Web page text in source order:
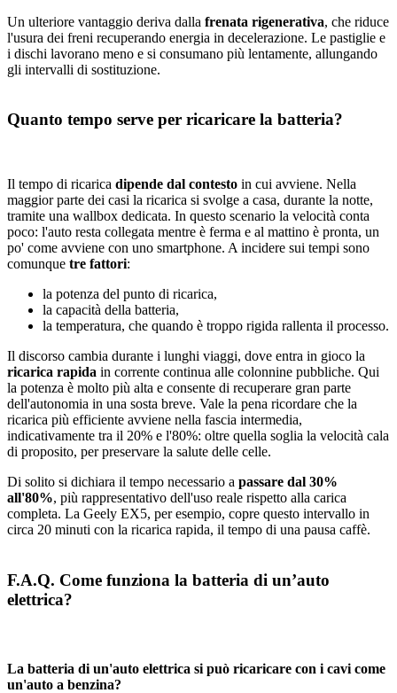
Un ulteriore vantaggio deriva dalla frenata rigenerativa, che riduce
l'usura dei freni recuperando energia in decelerazione. Le pastiglie e
i dischi lavorano meno e si consumano più lentamente, allungando
gli intervalli di sostituzione.
Quanto tempo serve per ricaricare la batteria?
Il tempo di ricarica dipende dal contesto in cui avviene. Nella
maggior parte dei casi la ricarica si svolge a casa, durante la notte,
tramite una wallbox dedicata. In questo scenario la velocità conta
poco: l'auto resta collegata mentre è ferma e al mattino è pronta, un
po' come avviene con uno smartphone. A incidere sui tempi sono
comunque tre fattori:
la potenza del punto di ricarica,
la capacità della batteria,
la temperatura, che quando è troppo rigida rallenta il processo.
Il discorso cambia durante i lunghi viaggi, dove entra in gioco la
ricarica rapida in corrente continua alle colonnine pubbliche. Qui
la potenza è molto più alta e consente di recuperare gran parte
dell'autonomia in una sosta breve. Vale la pena ricordare che la
ricarica più efficiente avviene nella fascia intermedia,
indicativamente tra il 20% e l'80%: oltre quella soglia la velocità cala
di proposito, per preservare la salute delle celle.
Di solito si dichiara il tempo necessario a passare dal 30%
all'80%, più rappresentativo dell'uso reale rispetto alla carica
completa. La Geely EX5, per esempio, copre questo intervallo in
circa 20 minuti con la ricarica rapida, il tempo di una pausa caffè.
F.A.Q. Come funziona la batteria di un’auto
elettrica?
La batteria di un'auto elettrica si può ricaricare con i cavi come
un'auto a benzina?